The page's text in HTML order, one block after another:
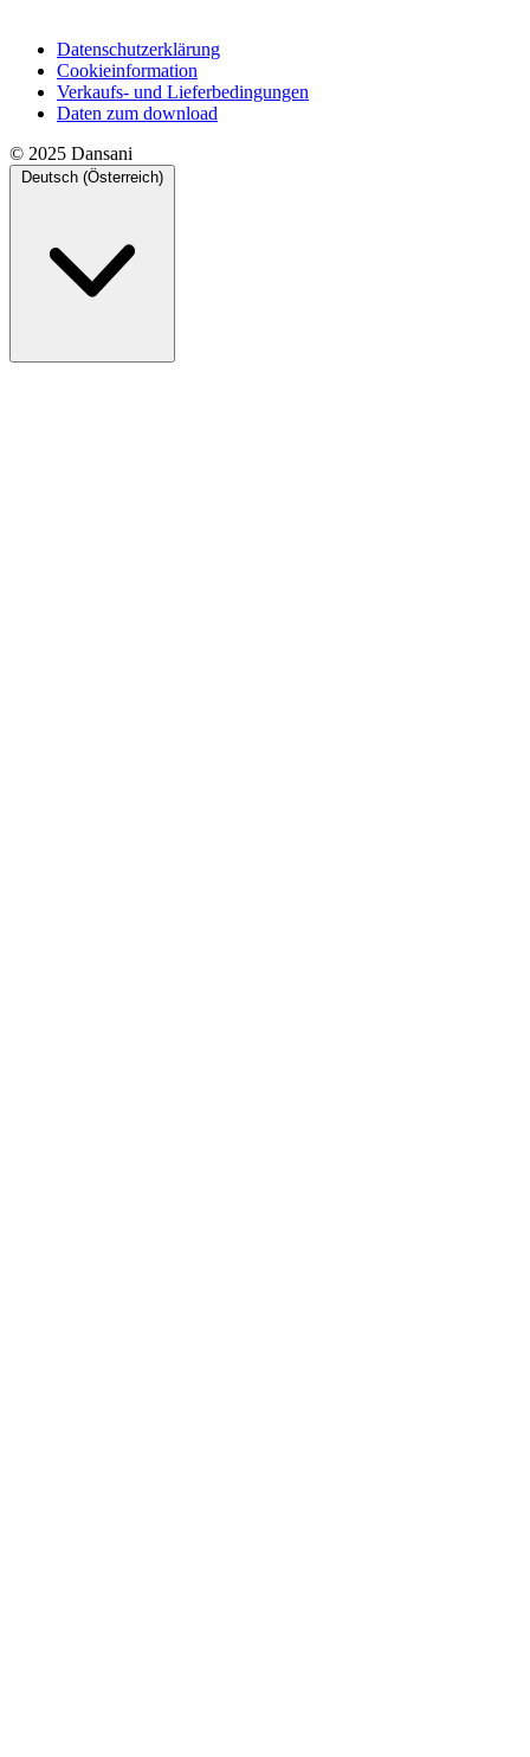
Datenschutzerklärung
Cookieinformation
Verkaufs- und Lieferbedingungen
Daten zum download
© 2025 Dansani
Deutsch (Österreich)